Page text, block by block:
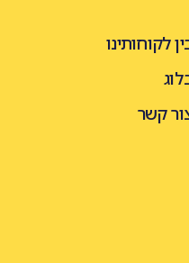
לקוחותינו
קשר